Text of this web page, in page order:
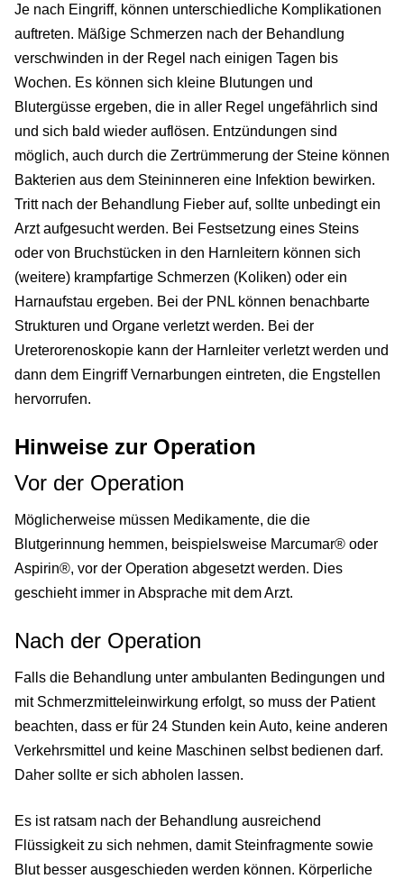
Je nach Eingriff, können unterschiedliche Komplikationen
auftreten. Mäßige Schmerzen nach der Behandlung
verschwinden in der Regel nach einigen Tagen bis
Wochen. Es können sich kleine Blutungen und
Blutergüsse ergeben, die in aller Regel ungefährlich sind
und sich bald wieder auflösen. Entzündungen sind
möglich, auch durch die Zertrümmerung der Steine können
Bakterien aus dem Steininneren eine Infektion bewirken.
Tritt nach der Behandlung Fieber auf, sollte unbedingt ein
Arzt aufgesucht werden. Bei Festsetzung eines Steins
oder von Bruchstücken in den Harnleitern können sich
(weitere) krampfartige Schmerzen (Koliken) oder ein
Harnaufstau ergeben. Bei der PNL können benachbarte
Strukturen und Organe verletzt werden. Bei der
Ureterorenoskopie kann der Harnleiter verletzt werden und
dann dem Eingriff Vernarbungen eintreten, die Engstellen
hervorrufen.
Hinweise zur Operation
Vor der Operation
Möglicherweise müssen Medikamente, die die
Blutgerinnung hemmen, beispielsweise Marcumar® oder
Aspirin®, vor der Operation abgesetzt werden. Dies
geschieht immer in Absprache mit dem Arzt.
Nach der Operation
Falls die Behandlung unter ambulanten Bedingungen und
mit Schmerzmitteleinwirkung erfolgt, so muss der Patient
beachten, dass er für 24 Stunden kein Auto, keine anderen
Verkehrsmittel und keine Maschinen selbst bedienen darf.
Daher sollte er sich abholen lassen.
Es ist ratsam nach der Behandlung ausreichend
Flüssigkeit zu sich nehmen, damit Steinfragmente sowie
Blut besser ausgeschieden werden können. Körperliche